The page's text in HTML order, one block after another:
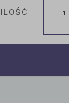
ILOŚĆ